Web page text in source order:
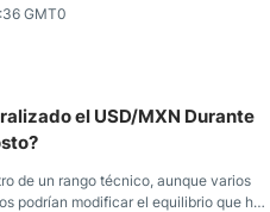
el mercado del petróleo.
GMT0
el USD/MXN Durante
de un rango técnico, aunque varios
podrían modificar el equilibrio que ha